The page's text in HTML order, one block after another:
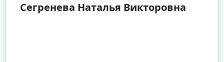
Сегренева Наталья Викторовна